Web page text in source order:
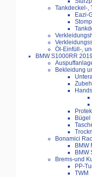
Tankdeckel-,
Eazi-
Öl-Einfüll-,
BMW S1000RR
Bekleidung
Bonamici
BMW
BMW
Brems-und
PP-
TWM